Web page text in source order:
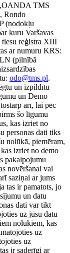
„OANDA TMS
Rondo
(nodokļu
kuru Varšavas
tiesu reģistra XIII
ar numuru KRS:
(pilnībā
odo@tms.pl.
un izpildītu
un Demo
arī, lai pēc
šo līgumu
kas izriet no
personas dati tiks
nolūkā, piemēram,
izriet no demo
pakalpojumu
novēršanai vai
saziņai ar jums
tas ir pamatots, jo
un datu
dati var tikt
uz jūsu datu
nolūkiem, kas
uz
uz
ir saderīgi ar